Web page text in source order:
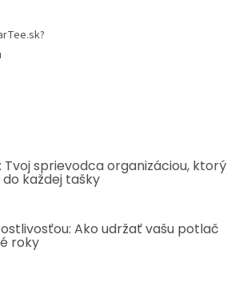
Tvoj sprievodca organizáciou, ktorý
každej tašky
Ako udržať vašu potlač
roky